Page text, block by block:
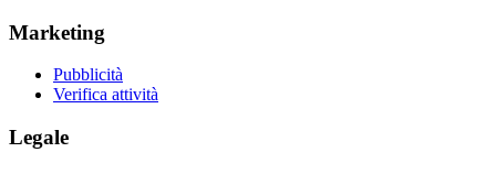
Marketing
Pubblicità
Verifica attività
Legale